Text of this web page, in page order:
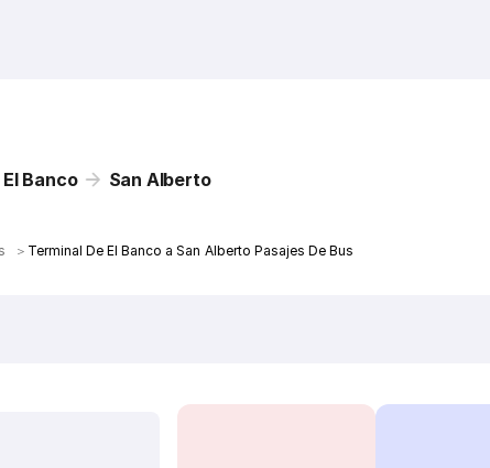
Banco San Alberto
＞ Terminal De El Banco a San Alberto Pasajes De Bus